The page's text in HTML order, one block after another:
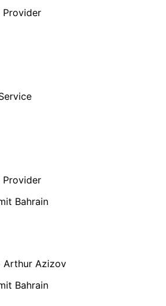
Provider
Provider
Bahrain
Arthur Azizov
Bahrain